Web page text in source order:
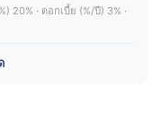
20% · ดอกเบี้ย (%/ปี) 3% ·